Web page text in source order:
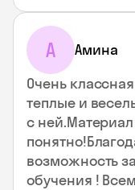
А Амина
Очень
теплые и
с
возможность
обучения !